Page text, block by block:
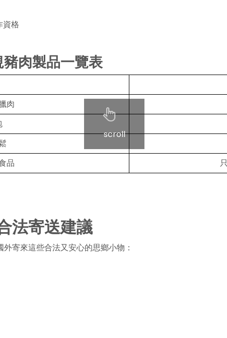
資格
肉製品一覽表
scroll
肉
品
法寄送建議
寄來這些合法又安心的思鄉小物：